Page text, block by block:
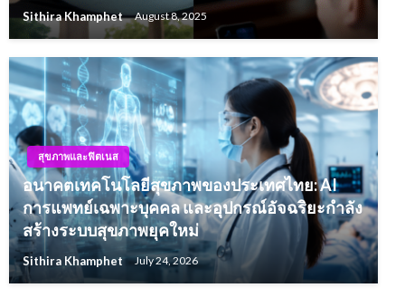
Sithira Khamphet August 8, 2025
สุขภาพและฟิตเนส
อนาคตเทคโนโลยีสุขภาพของประเทศไทย: AI
การแพทย์เฉพาะบุคคล และอุปกรณ์อัจฉริยะกำลัง
สร้างระบบสุขภาพยุคใหม่
Sithira Khamphet July 24, 2026